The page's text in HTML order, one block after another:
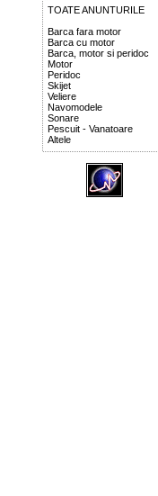
TOATE ANUNTURILE
Barca fara motor
Barca cu motor
Barca, motor si peridoc
Motor
Peridoc
Skijet
Veliere
Navomodele
Sonare
Pescuit - Vanatoare
Altele